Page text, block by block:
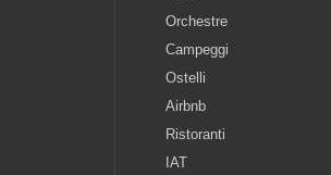
Orchestre
Campeggi
Ostelli
Airbnb
Ristoranti
IAT